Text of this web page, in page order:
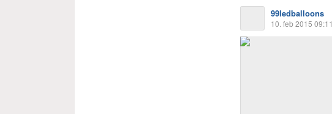
99ledballoons
10. feb 2015 09:11